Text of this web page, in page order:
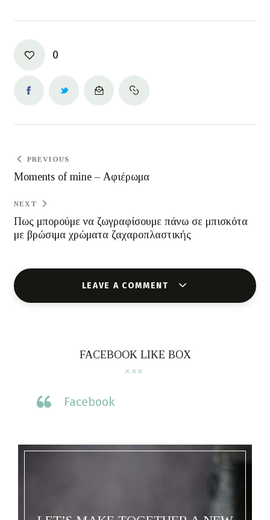
0
PREVIOUS
Moments of mine – Αφιέρωμα
NEXT
Πως μπορούμε να ζωγραφίσουμε πάνω σε μπισκότα
με βρώσιμα χρώματα ζαχαροπλαστικής
LEAVE A COMMENT
FACEBOOK LIKE BOX
Facebook